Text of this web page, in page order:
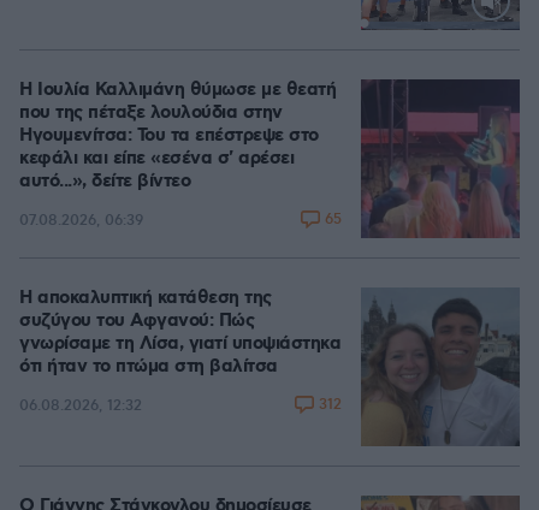
Loaded
Η Ιουλία Καλλιμάνη θύμωσε με θεατή
που της πέταξε λουλούδια στην
Ηγουμενίτσα: Του τα επέστρεψε στο
κεφάλι και είπε «εσένα σ' αρέσει
αυτό...», δείτε βίντεο
07.08.2026, 06:39 65
Η αποκαλυπτική κατάθεση της
συζύγου του Αφγανού: Πώς
γνωρίσαμε τη Λίσα, γιατί υποψιάστηκα
ότι ήταν το πτώμα στη βαλίτσα
06.08.2026, 12:32 312